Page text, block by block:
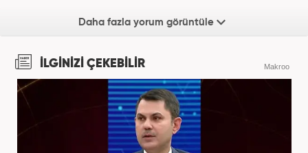
Daha fazla yorum görüntüle
İLGİNİZİ ÇEKEBİLİR Makroo